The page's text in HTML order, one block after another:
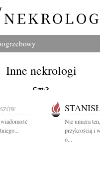
Inne nekrologi
Nie umiera
przykrością i
o...